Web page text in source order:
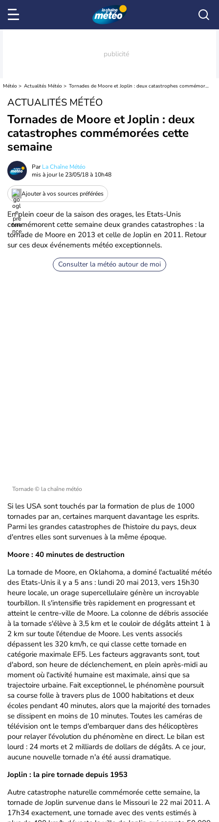
Météo Actualités Météo Tornades de Moore et Joplin : deux catastrophes commémorées cette semaine
ACTUALITÉS MÉTÉO
Tornades de Moore et Joplin : deux
catastrophes commémorées cette
semaine
ParLa Chaîne Météo
mis à jour le 23/05/18 à 10h48
Ajouter à vos sources préférées
En plein coeur de la saison des orages, les Etats-Unis
commémorent cette semaine deux grandes catastrophes : la
tornade de Moore en 2013 et celle de Joplin en 2011. Retour
sur ces deux événements météo exceptionnels.
Consulter la météo autour de moi
Tornade© la chaîne météo
Si les USA sont touchés par la formation de plus de 1000
tornades par an, certaines marquent davantage les esprits.
Parmi les grandes catastrophes de l'histoire du pays, deux
d'entres elles sont survenues à la même époque.
Moore : 40 minutes de destruction
La tornade de Moore, en Oklahoma, a dominé l'actualité météo
des Etats-Unis il y a 5 ans : lundi 20 mai 2013, vers 15h30
heure locale, un orage supercellulaire génère un incroyable
tourbillon. Il s'intensifie très rapidement en progressant et
atteint le centre-ville de Moore. La colonne de débris associée
à la tornade s'élève à 3,5 km et le couloir de dégâts atteint 1 à
2 km sur toute l'étendue de Moore. Les vents associés
dépassent les 320 km/h, ce qui classe cette tornade en
catégorie maximale EF5. Les facteurs aggravants sont, tout
d'abord, son heure de déclenchement, en plein après-midi au
moment où l'activité humaine est maximale, ainsi que sa
trajectoire urbaine. Fait exceptionnel, le phénomène poursuit
sa course folle à travers plus de 1000 habitations et deux
écoles pendant 40 minutes, alors que la majorité des tornades
se dissipent en moins de 10 minutes. Toutes les caméras de
télévision ont le temps d'embarquer dans des hélicoptères
pour relayer l'évolution du phénomène en direct. Le bilan est
lourd : 24 morts et 2 milliards de dollars de dégâts. A ce jour,
aucune nouvelle tornade n'a été aussi dramatique.
Joplin : la pire tornade depuis 1953
Autre catastrophe naturelle commémorée cette semaine, la
tornade de Joplin survenue dans le Missouri le 22 mai 2011. A
17h34 exactement, une tornade avec des vents estimés à